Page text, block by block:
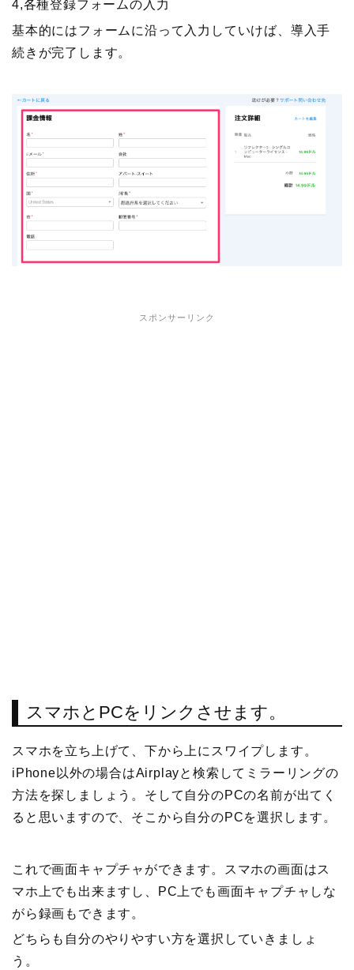
4,各種登録フォームの入力
基本的にはフォームに沿って入力していけば、導入手
続きが完了します。
スポンサーリンク
スマホとPCをリンクさせます。
スマホを立ち上げて、下から上にスワイプします。
iPhone以外の場合はAirplayと検索してミラーリングの
方法を探しましょう。そして自分のPCの名前が出てく
ると思いますので、そこから自分のPCを選択します。
これで画面キャプチャができます。スマホの画面はス
マホ上でも出来ますし、PC上でも画面キャプチャしな
がら録画もできます。
どちらも自分のやりやすい方を選択していきましょ
う。